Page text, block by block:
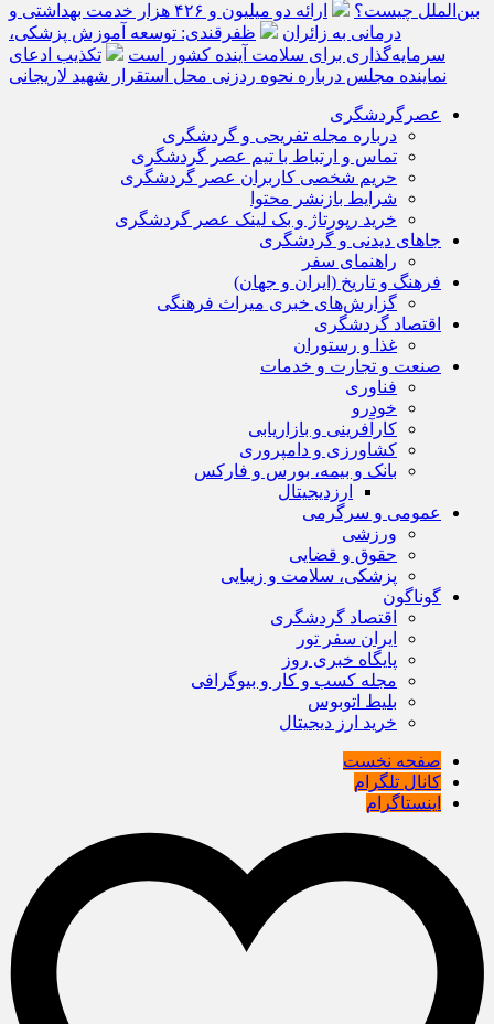
بین‌الملل چیست؟
ارائه دو میلیون و ۴۲۶ هزار خدمت بهداشتی و
درمانی به زائران
ظفرقندی: توسعه آموزش پزشکی،
سرمایه‌گذاری برای سلامت آینده کشور است
تکذیب ادعای
نماینده مجلس درباره نحوه ردزنی محل استقرار شهید لاریجانی
عصرگردشگری
درباره مجله تفریحی و گردشگری
تماس و ارتباط با تیم عصر گردشگری
حریم شخصی کاربران عصر گردشگری
شرایط بازنشر محتوا
خرید رپورتاژ و بک لینک عصر گردشگری
جاهای دیدنی و گردشگری
راهنمای سفر
فرهنگ و تاریخ (ایران و جهان)
گزارش‌های خبری میراث فرهنگی
اقتصاد گردشگری
غذا و رستوران
صنعت و تجارت و خدمات
فناوری
خودرو
کارآفرینی و بازاریابی
کشاورزی و دامپروری
بانک و بیمه، بورس و فارکس
ارزدیجیتال
عمومی و سرگرمی
ورزشی
حقوق و قضایی
پزشکی، سلامت و زیبایی
گوناگون
اقتصاد گردشگری
ایران سفر تور
پایگاه خبری روز
مجله کسب و کار و بیوگرافی
بلیط اتوبوس
خرید ارز دیجیتال
صفحه نخست
کانال تلگرام
اینستاگرام